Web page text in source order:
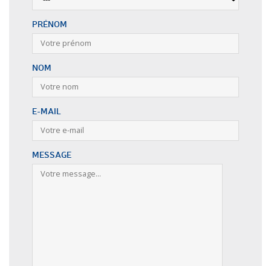
PRÉNOM
NOM
E-MAIL
MESSAGE